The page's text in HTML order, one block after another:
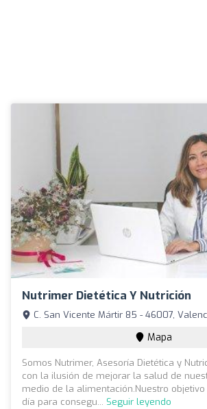
Nutrimer Dietética Y Nutrición
C. San Vicente Mártir 85 - 46007,
Mapa
Somos Nutrimer, Asesoría Dietética y
con la ilusión de mejorar la salud de
medio de la alimentación.Nuestro
día para consegu... Seguir leyendo